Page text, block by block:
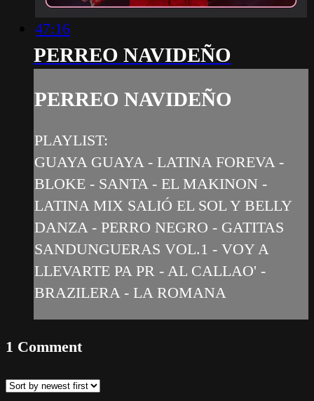
47:16
PERREO NAVIDEÑO
PERREO NAVIDEÑO
PLAYLIST:
GUAYA GUAYA - LATINA FOREVA -
BLOKE - SANTA - EL MAKINON -
LATINA MIX SALIÓ EL SOL Y BELLY
DANZA - PERRO NEGRO - GATITAS
SANDUNGUERAS VOL.1 - VOY A
LLEVARTE PA PR - AL CALLAO' -
BRAZILERA - LA ROMANA
1 Comment